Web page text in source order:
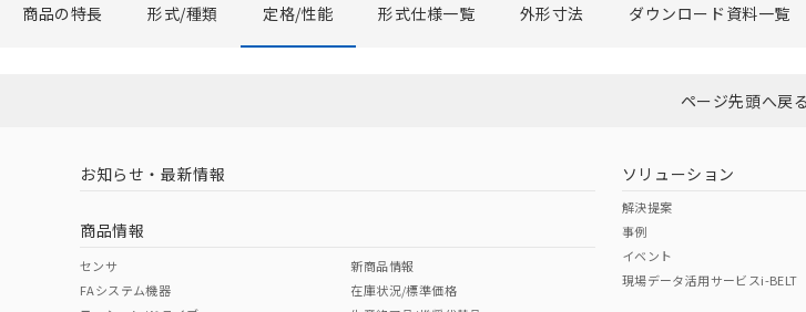
商品の特長 形式/種類 定格/性能 形式仕様一覧 外形寸法 ダウンロード資料一覧
ページ先頭へ戻る
お知らせ・最新情報
商品情報
センサ
FAシステム機器
新商品情報
在庫状況/標準価格
ソリューション
解決提案
事例
イベント
現場データ活用サービスi-BELT